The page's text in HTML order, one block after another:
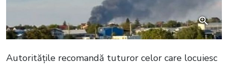
Autoritățile recomandă tuturor celor care locuiesc